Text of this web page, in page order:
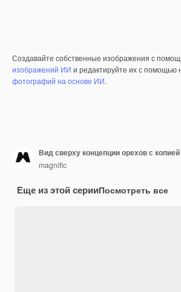
Создавайте собственные изображения с
изображений ИИ и редактируйте их с помощью
фотографий на основе ИИ.
Вид сверху концепции орехов с
magnific
Еще из этой серииПосмотреть все